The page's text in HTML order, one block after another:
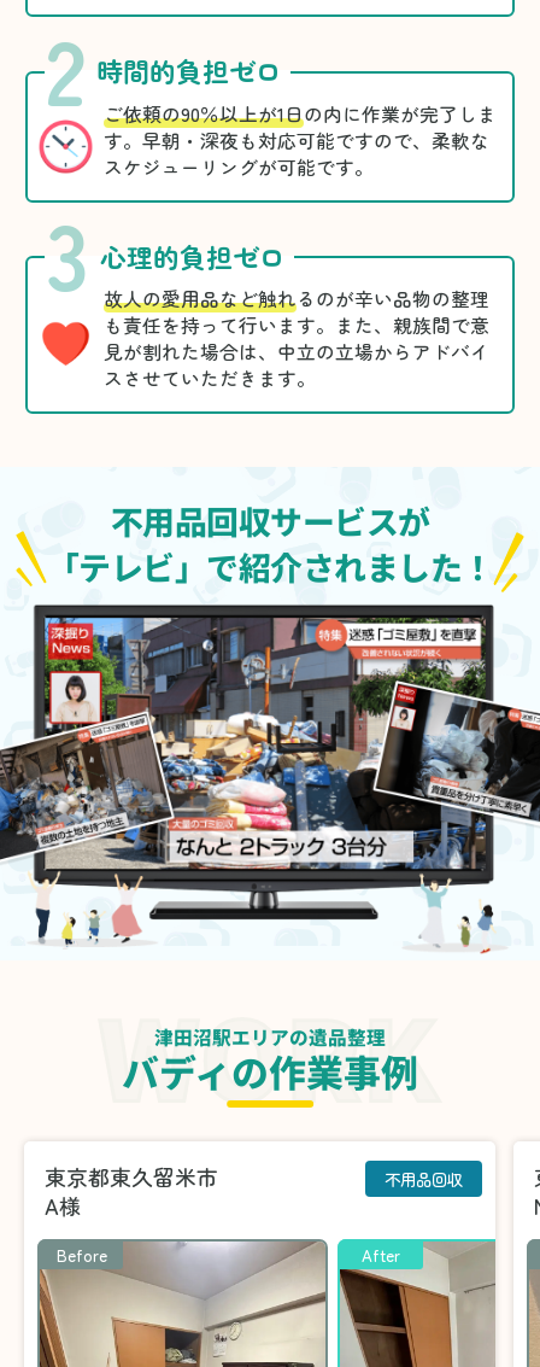
2 時間的負担ゼロ
ご依頼の90％以上が1日の内に作業が完了しま
す。早朝・深夜も対応可能ですので、柔軟な
スケジューリングが可能です。
3 心理的負担ゼロ
故人の愛用品など触れるのが辛い品物の整理
も責任を持って行います。また、親族間で意
見が割れた場合は、中立の立場からアドバイ
スさせていただきます。
不用品回収サービスが
「テレビ」で紹介されました！
津田沼駅エリアの遺品整理
バディの作業事例
東京都東久留米市
A様
不用品回収
Before After